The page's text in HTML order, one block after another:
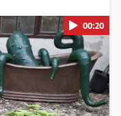
00:20